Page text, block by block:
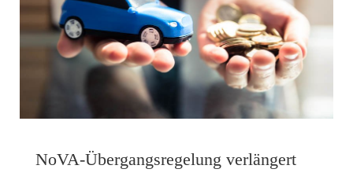
NoVA-Übergangsregelung verlängert